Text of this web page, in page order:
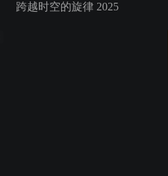
跨越时空的旋律 2025